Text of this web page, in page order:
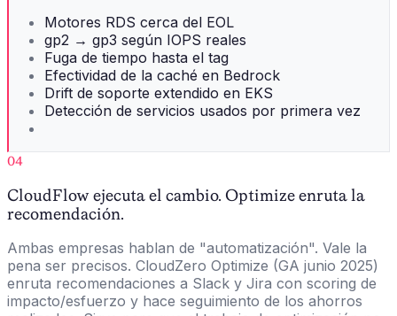
Motores RDS cerca del EOL
gp2 → gp3 según IOPS reales
Fuga de tiempo hasta el tag
Efectividad de la caché en Bedrock
Drift de soporte extendido en EKS
Detección de servicios usados por primera vez
04
CloudFlow ejecuta el cambio. Optimize enruta la
recomendación.
Ambas empresas hablan de "automatización". Vale la
pena ser precisos. CloudZero Optimize (GA junio 2025)
enruta recomendaciones a Slack y Jira con scoring de
impacto/esfuerzo y hace seguimiento de los ahorros